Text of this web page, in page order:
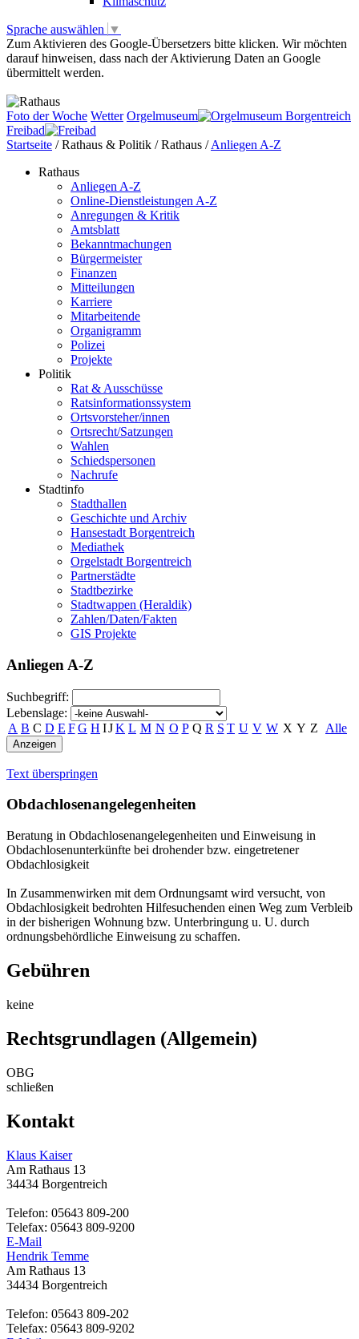
Sprache auswählen ▼
Zum Aktivieren des Google-Übersetzers bitte klicken. Wir möchten
darauf hinweisen, dass nach der Aktivierung Daten an Google
übermittelt werden.
Foto der Woche Wetter Orgelmuseum
Freibad
Startseite /Rathaus & Politik /Rathaus /Anliegen A-Z
Rathaus
Anliegen A-Z
Online-Dienstleistungen A-Z
Anregungen & Kritik
Amtsblatt
Bekanntmachungen
Bürgermeister
Finanzen
Mitteilungen
Karriere
Mitarbeitende
Organigramm
Polizei
Projekte
Politik
Rat & Ausschüsse
Ratsinformationssystem
Ortsvorsteher/innen
Ortsrecht/Satzungen
Wahlen
Schiedspersonen
Nachrufe
Stadtinfo
Stadthallen
Geschichte und Archiv
Hansestadt Borgentreich
Mediathek
Orgelstadt Borgentreich
Partnerstädte
Stadtbezirke
Stadtwappen (Heraldik)
Zahlen/Daten/Fakten
GIS Projekte
Anliegen A-Z
Suchbegriff:
Lebenslage:
A B C D E F G H IJK L M N O P Q R S T U V W X Y Z Alle
Text überspringen
Obdachlosenangelegenheiten
Beratung in Obdachlosenangelegenheiten und Einweisung in
Obdachlosenunterkünfte bei drohender bzw. eingetretener
Obdachlosigkeit
In Zusammenwirken mit dem Ordnungsamt wird versucht, von
Obdachlosigkeit bedrohten Hilfesuchenden einen Weg zum Verbleib
in der bisherigen Wohnung bzw. Unterbringung u. U. durch
ordnungsbehördliche Einweisung zu schaffen.
Gebühren
keine
Rechtsgrundlagen (Allgemein)
OBG
schließen
Kontakt
Klaus Kaiser
Am Rathaus 13
34434 Borgentreich
Telefon: 05643 809-200
Telefax: 05643 809-9200
E-Mail
Hendrik Temme
Am Rathaus 13
34434 Borgentreich
Telefon: 05643 809-202
Telefax: 05643 809-9202